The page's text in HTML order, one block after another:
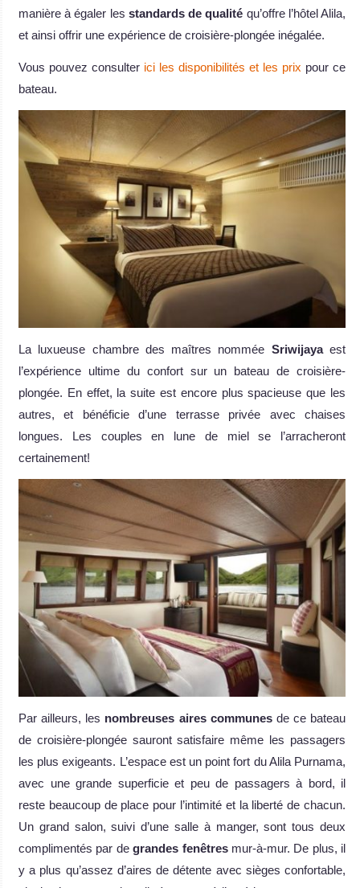
manière à égaler les standards de qualité qu’offre l’hôtel Alila,
et ainsi offrir une expérience de croisière-plongée inégalée.
Vous pouvez consulter ici les disponibilités et les prix pour ce
bateau.
La luxueuse chambre des maîtres nommée Sriwijayaest
l’expérience ultime du confort sur un bateau de croisière-
plongée. En effet, la suite est encore plus spacieuse que les
autres, et bénéficie d’une terrasse privée avec chaises
longues. Les couples en lune de miel se l’arracheront
certainement!
Par ailleurs, les nombreuses aires communesde ce bateau
de croisière-plongée sauront satisfaire même les passagers
les plus exigeants. L’espace est un point fort du Alila Purnama,
avec une grande superficie et peu de passagers à bord, il
reste beaucoup de place pour l’intimité et la liberté de chacun.
Un grand salon, suivi d’une salle à manger, sont tous deux
complimentés par degrandes fenêtresmur-à-mur. De plus, il
y a plus qu’assez d’aires de détente avec sièges confortable,